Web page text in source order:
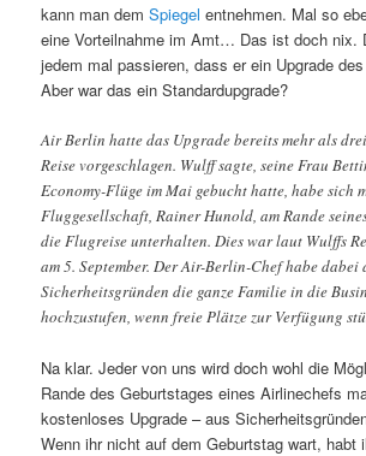
kann man demSpiegel entnehmen. Mal so
eine Vorteilnahme im Amt… Das ist doch nix.
jedem mal passieren, dass er ein Upgrade
Aber war das ein Standardupgrade?
Air Berlin hatte das Upgrade bereits mehr als
Reise vorgeschlagen. Wulff sagte, seine Frau
Economy-Flüge im Mai gebucht hatte, habe sich
Fluggesellschaft, Rainer Hunold, am Rande
die Flugreise unterhalten. Dies war laut Wulffs
am 5. September. Der Air-Berlin-Chef habe dabei
Sicherheitsgründen die ganze Familie in die
hochzustufen, wenn freie Plätze zur Verfügung
Na klar. Jeder von uns wird doch wohl die
Rande des Geburtstages eines Airlinechefs
kostenloses Upgrade – aus
Wenn ihr nicht auf dem Geburtstag wart, habt